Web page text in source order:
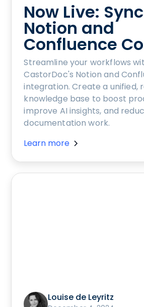
Now Live:
Notion and
Confluence
Streamline your workflows
CastorDoc's Notion and
integration. Create a unified,
knowledge base to boost
improve AI insights, and
documentation work.
Learn more
Louise de Leyritz